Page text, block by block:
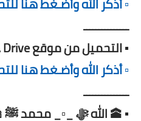
ـــــــــــــــ
▪️ التحميل من موقع G. Drive ▪️
▫️ أذكر الله وأضـغط هنا
ـــــــــــــــ
▪️ 🕋 الله ﷻ _▫️_ محمد ﷺ